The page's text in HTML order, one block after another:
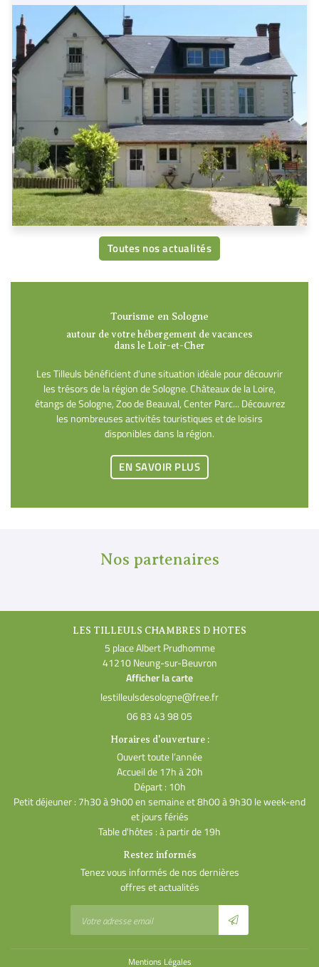
🌿 Parfait pour les familles, couples ou amateurs de nature !
Toutes nos actualités
Tourisme en Sologne
autour de votre hébergement de vacances
dans le Loir-et-Cher
Les Tilleuls bénéficient d'une situation idéale pour découvrir
les trésors de la région de Sologne. Châteaux de la Loire,
étangs de Sologne, Zoo de Beauval, Center Parc... Découvrez
les nombreuses activités touristiques et de loisirs
disponibles dans la région.
EN SAVOIR PLUS
Nos partenaires
LES TILLEULS CHAMBRES D HOTES
5 place Albert Prudhomme
41210 Neung-sur-Beuvron
Afficher la carte
06 83 43 98 05
Horaires d'ouverture :
Ouvert toute l’année
Accueil de 17h à 20h
Départ : 10h
Petit déjeuner : 7h30 à 9h00 en semaine et 8h00 à 9h30 le week-end
et jours fériés
Table d'hôtes : à partir de 19h
Restez informés
Tenez vous informés de nos dernières
offres et actualités
Mentions Légales